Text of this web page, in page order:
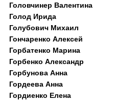
Головчинер Валентина
Голод Ирида
Голубович Михаил
Гончаренко Алексей
Горбатенко Марина
Горбенко Александр
Горбунова Анна
Гордеева Анна
Гордиенко Елена